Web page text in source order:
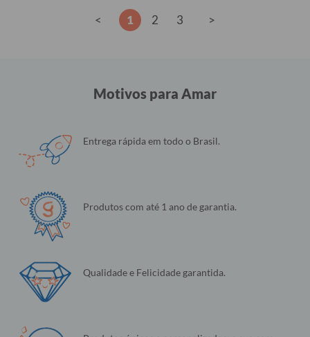
< 1 2 3 >
Motivos para Amar
Entrega rápida em todo o Brasil.
Produtos com até 1 ano de garantia.
Qualidade e Felicidade garantida.